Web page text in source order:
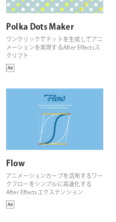
Polka Dots Maker
ワンクリックでドットを生成してアニ
メーションを実現するAfter Effectsス
クリプト
Flow
アニメーションカーブを活用するワー
クフローをシンプルに高速化する
After Effectsエクステンション